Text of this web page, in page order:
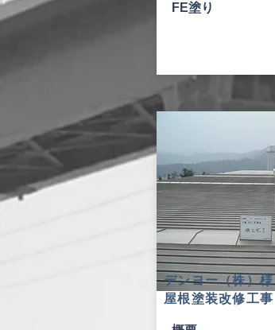
FE塗り
デンヨー（株）様
​屋根塗装改修工事